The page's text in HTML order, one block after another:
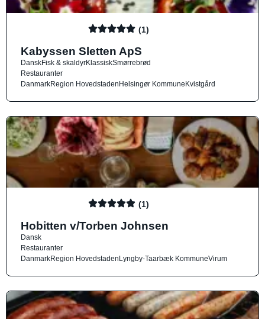
(1)
Kabyssen Sletten ApS
DanskFisk & skaldyrKlassiskSmørrebrød
Restauranter
DanmarkRegion HovedstadenHelsingør KommuneKvistgård
(1)
Hobitten v/Torben Johnsen
Dansk
Restauranter
DanmarkRegion HovedstadenLyngby-Taarbæk KommuneVirum